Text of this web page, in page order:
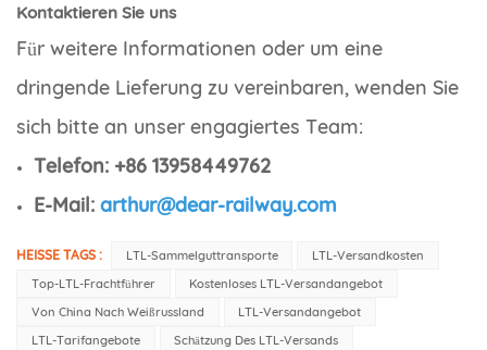
Kontaktieren Sie uns
Für weitere Informationen oder um eine
dringende Lieferung zu vereinbaren, wenden Sie
sich bitte an unser engagiertes Team:
Telefon: +86 13958449762
E-Mail: arthur@dear-railway.com
HEISSE TAGS : LTL-Sammelguttransporte
LTL-Versandkosten
Top-LTL-Frachtführer
Kostenloses LTL-Versandangebot
Von China Nach Weißrussland
LTL-Versandangebot
LTL-Tarifangebote
Schätzung Des LTL-Versands